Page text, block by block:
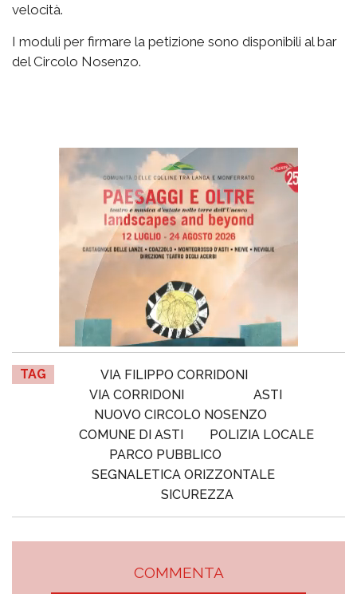
velocità.
I moduli per firmare la petizione sono disponibili al bar
del Circolo Nosenzo.
TAG
VIA FILIPPO CORRIDONI
VIA CORRIDONI
ASTI
NUOVO CIRCOLO NOSENZO
COMUNE DI ASTI
POLIZIA LOCALE
PARCO PUBBLICO
SEGNALETICA ORIZZONTALE
SICUREZZA
COMMENTA